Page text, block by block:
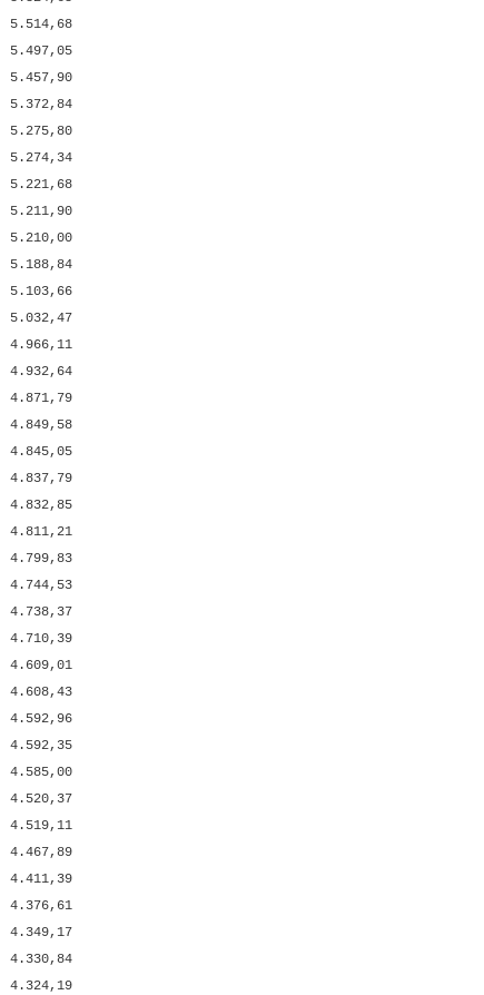
5.514,68
5.497,05
5.457,90
5.372,84
5.275,80
5.274,34
5.221,68
5.211,90
5.210,00
5.188,84
5.103,66
5.032,47
4.966,11
4.932,64
4.871,79
4.849,58
4.845,05
4.837,79
4.832,85
4.811,21
4.799,83
4.744,53
4.738,37
4.710,39
4.609,01
4.608,43
4.592,96
4.592,35
4.585,00
4.520,37
4.519,11
4.467,89
4.411,39
4.376,61
4.349,17
4.330,84
4.324,19